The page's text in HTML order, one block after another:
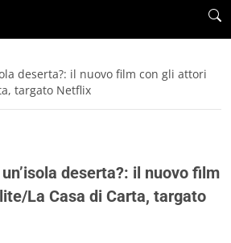
deserta?: il nuovo film con gli attori
targato Netflix
deserta?: il nuovo film
La Casa di Carta, targato